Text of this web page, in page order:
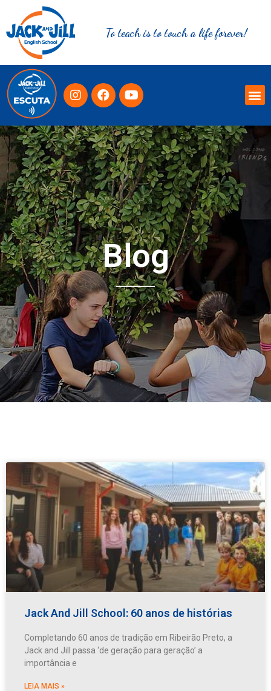
To teach is to touch a life forever!
Blog
Jack And Jill School: 60 anos de histórias
Completando 60 anos de tradição em Ribeirão Preto, a
Jack and Jill passa ‘de geração para geração’ a
importância e
LEIA MAIS »